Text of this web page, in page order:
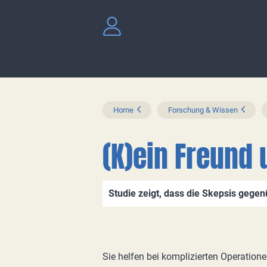
Home Forschung & Wissen
(K)ein Freund
Studie zeigt, dass die Skepsis
Sie helfen bei komplizierten